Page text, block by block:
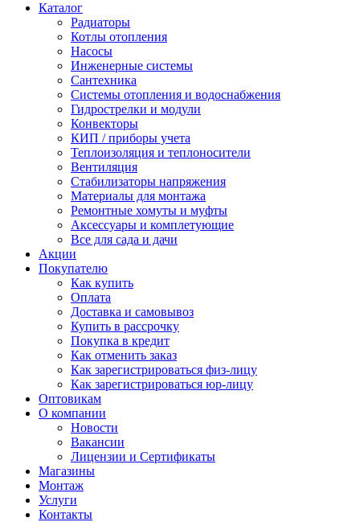
Каталог
Радиаторы
Котлы отопления
Насосы
Инженерные системы
Сантехника
Системы отопления и водоснабжения
Гидрострелки и модули
Конвекторы
КИП / приборы учета
Теплоизоляция и теплоносители
Вентиляция
Стабилизаторы напряжения
Материалы для монтажа
Ремонтные хомуты и муфты
Аксессуары и комплетующие
Все для сада и дачи
Акции
Покупателю
Как купить
Оплата
Доставка и самовывоз
Купить в рассрочку
Покупка в кредит
Как отменить заказ
Как зарегистрироваться физ-лицу
Как зарегистрироваться юр-лицу
Оптовикам
О компании
Новости
Вакансии
Лицензии и Сертификаты
Магазины
Монтаж
Услуги
Контакты